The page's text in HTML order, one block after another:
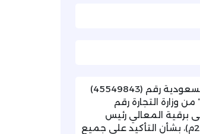
تهديكم غرفة تبوك أطيب تحياتها، وتفيدكم بتلقيها خطاب اتحاد الغرف السعودية رقم (45549843)
من وزارة التجارة رقم
05/06م)، والمشار فيه إلى برقية المعالي رئيس
الديوان الملكي رقم (92546) وتاريخ (1447/11/19هـ) الموافق (2026/05/06م)، بشأن التأكيد على جميع